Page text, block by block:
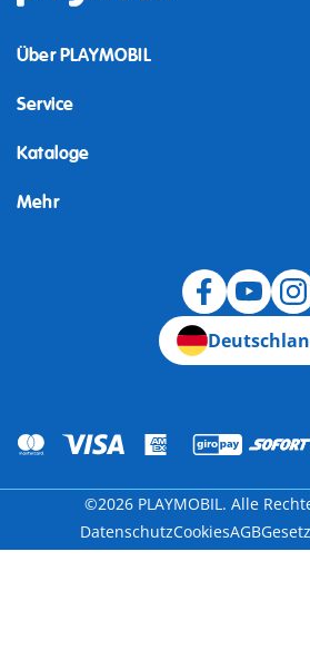
Über PLAYMOBIL
Service
Kataloge
Mehr
©2026 PLAYMOBIL. Alle
DatenschutzCookiesAGB